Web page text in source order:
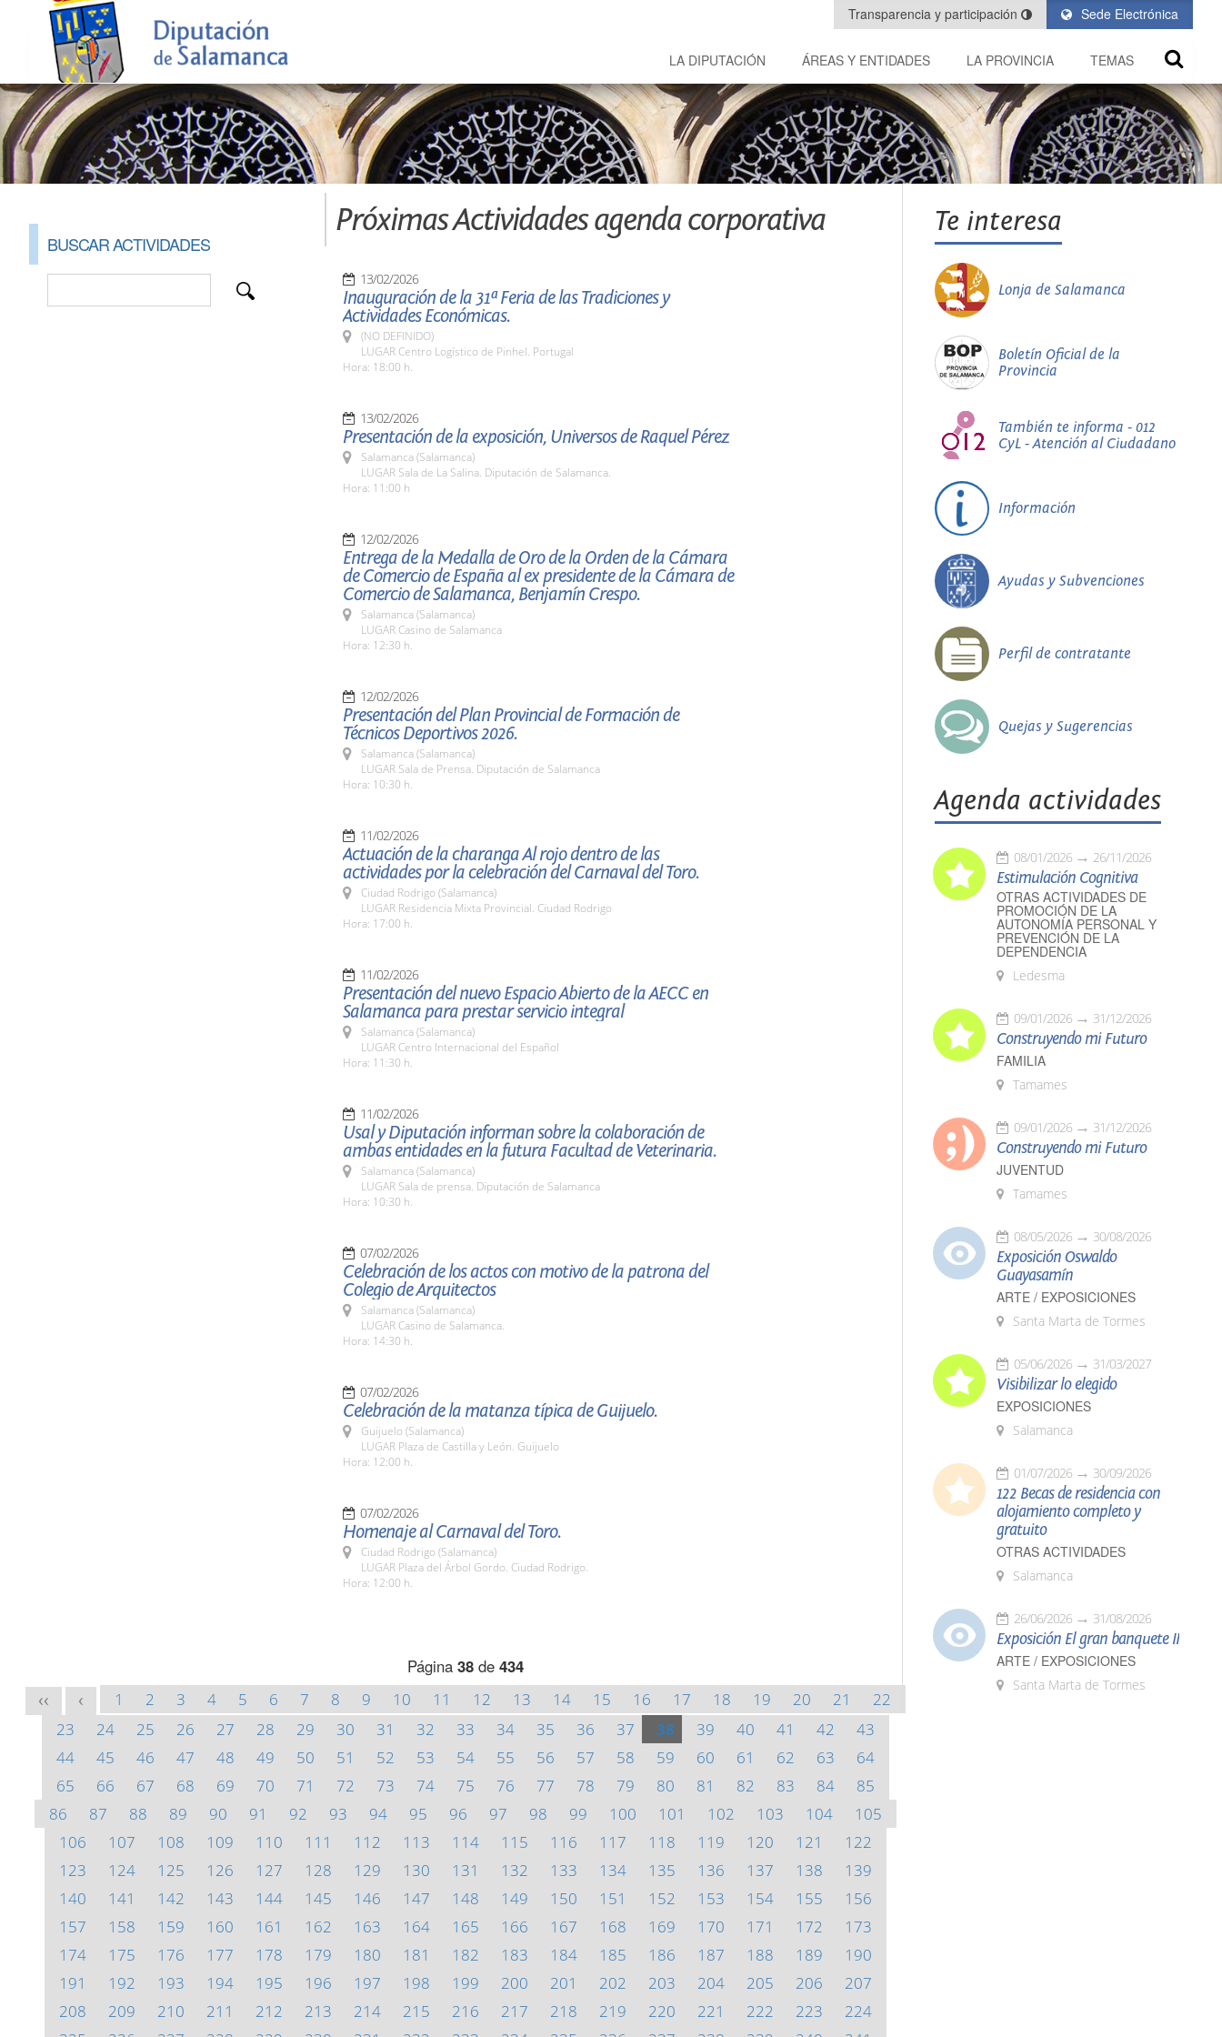
Sede Electrónica
Transparencia y participación
LA DIPUTACIÓN ÁREAS Y ENTIDADES LA PROVINCIA TEMAS
BUSCAR ACTIVIDADES
Próximas Actividades agenda corporativa
13/02/2026
Inauguración de la 31ª Feria de las Tradiciones y
Actividades Económicas.
(NO DEFINIDO)
LUGAR Centro Logístico de Pinhel. Portugal
Hora: 18:00 h.
13/02/2026
Presentación de la exposición, Universos de Raquel Pérez
Salamanca (Salamanca)
LUGAR Sala de La Salina. Diputación de Salamanca.
Hora: 11:00 h
12/02/2026
Entrega de la Medalla de Oro de la Orden de la Cámara
de Comercio de España al ex presidente de la Cámara de
Comercio de Salamanca, Benjamín Crespo.
Salamanca (Salamanca)
LUGAR Casino de Salamanca
Hora: 12:30 h.
12/02/2026
Presentación del Plan Provincial de Formación de
Técnicos Deportivos 2026.
Salamanca (Salamanca)
LUGAR Sala de Prensa. Diputación de Salamanca
Hora: 10:30 h.
11/02/2026
Actuación de la charanga Al rojo dentro de las
actividades por la celebración del Carnaval del Toro.
Ciudad Rodrigo (Salamanca)
LUGAR Residencia Mixta Provincial. Ciudad Rodrigo
Hora: 17:00 h.
11/02/2026
Presentación del nuevo Espacio Abierto de la AECC en
Salamanca para prestar servicio integral
Salamanca (Salamanca)
LUGAR Centro Internacional del Español
Hora: 11:30 h.
11/02/2026
Usal y Diputación informan sobre la colaboración de
ambas entidades en la futura Facultad de Veterinaria.
Salamanca (Salamanca)
LUGAR Sala de prensa. Diputación de Salamanca
Hora: 10:30 h.
07/02/2026
Celebración de los actos con motivo de la patrona del
Colegio de Arquitectos
Salamanca (Salamanca)
LUGAR Casino de Salamanca.
Hora: 14:30 h.
07/02/2026
Celebración de la matanza típica de Guijuelo.
Guijuelo (Salamanca)
LUGAR Plaza de Castilla y León. Guijuelo
Hora: 12:00 h.
07/02/2026
Homenaje al Carnaval del Toro.
Ciudad Rodrigo (Salamanca)
LUGAR Plaza del Árbol Gordo. Ciudad Rodrigo.
Hora: 12:00 h.
Página 38 de 434
<< < 1 2 3 4 5 6 7 8 9 10 11 12 13 14 15 16 17 18 19 20 21
22
23
24 25 26 27 28 29 30 31 32 33 34 35 36 37 38 39 40 41 42
43
44
45 46 47 48 49 50 51 52 53 54 55 56 57 58 59 60 61 62 63
64
65
66 67 68 69 70 71 72 73 74 75 76 77 78 79 80 81 82 83 84
85
86
87 88 89 90 91 92 93 94 95 96 97 98 99 100 101 102 103 104
105
106
107 108 109 110 111 112 113 114 115 116 117 118 119 120 121
122
123
124 125 126 127 128 129 130 131 132 133 134 135 136 137 138
139
140
141 142 143 144 145 146 147 148 149 150 151 152 153 154 155
156
157
158 159 160 161 162 163 164 165 166 167 168 169 170 171 172
173
174
175 176 177 178 179 180 181 182 183 184 185 186 187 188 189
190
191
192 193 194 195 196 197 198 199 200 201 202 203 204 205 206
207
208
209 210 211 212 213 214 215 216 217 218 219 220 221 222 223
224
Te interesa
Lonja de Salamanca
Boletín Oficial de la
Provincia
También te informa - 012
CyL - Atención al Ciudadano
Información
Ayudas y Subvenciones
Perfil de contratante
Quejas y Sugerencias
Agenda actividades
08/01/2026 26/11/2026
Estimulación Cognitiva
OTRAS ACTIVIDADES DE
PROMOCIÓN DE LA
AUTONOMÍA PERSONAL Y
PREVENCIÓN DE LA
DEPENDENCIA
Ledesma
09/01/2026 31/12/2026
Construyendo mi Futuro
FAMILIA
Tamames
09/01/2026 31/12/2026
Construyendo mi Futuro
JUVENTUD
Tamames
08/05/2026 30/08/2026
Exposición Oswaldo
Guayasamín
ARTE / EXPOSICIONES
Santa Marta de Tormes
05/06/2026 31/03/2027
Visibilizar lo elegido
EXPOSICIONES
Salamanca
01/07/2026 30/09/2026
122 Becas de residencia con
alojamiento completo y
gratuito
OTRAS ACTIVIDADES
Salamanca
26/06/2026 31/08/2026
Exposición El gran banquete II
ARTE / EXPOSICIONES
Santa Marta de Tormes